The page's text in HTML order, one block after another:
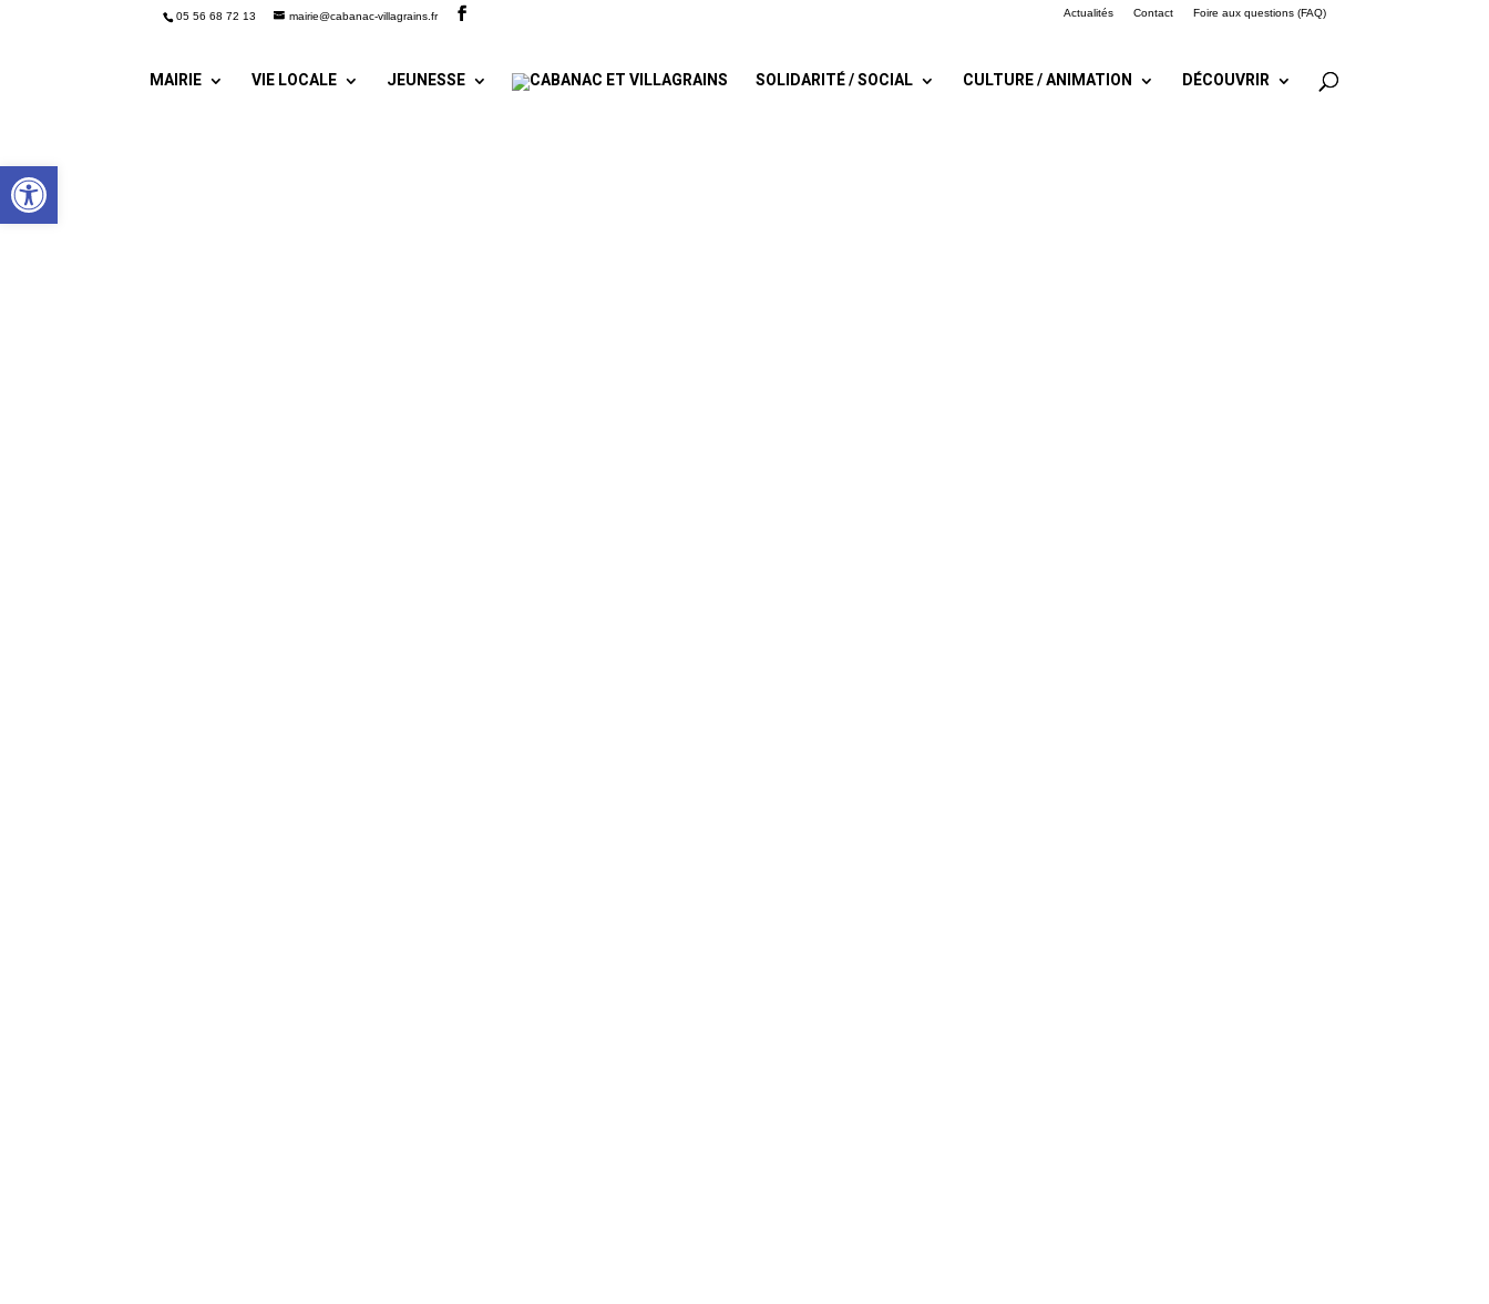
Ouvrir la barre d’outils
05 56 68 72 13 mairie@cabanac-villagrains.fr Actualités Contact Foire aux questions (FAQ)
MAIRIE VIE LOCALE JEUNESSE SOLIDARITÉ / SOCIAL CULTURE / ANIMATION DÉCOUVRIR